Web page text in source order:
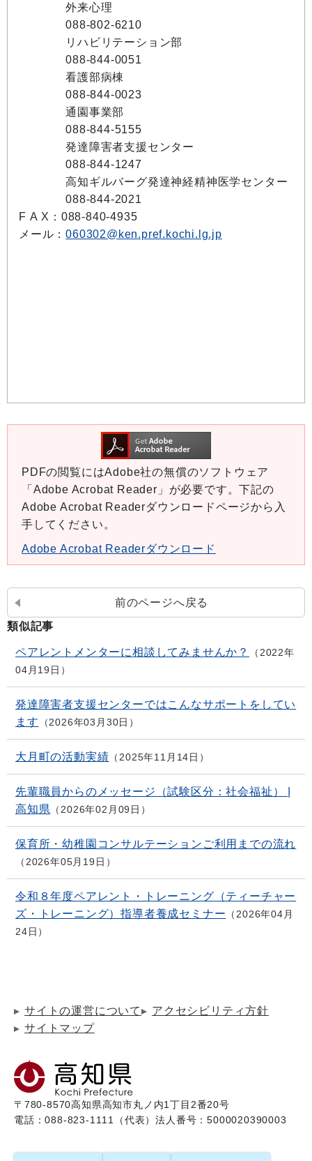
外来心理
088-802-6210
リハビリテーション部
088-844-0051
看護部病棟
088-844-0023
通園事業部
088-844-5155
発達障害者支援センター
088-844-1247
高知ギルバーグ発達神経精神医学センター
088-844-2021
F A X：088-840-4935
メール：060302@ken.pref.kochi.lg.jp
PDFの閲覧にはAdobe社の無償のソフトウェア
「Adobe Acrobat Reader」が必要です。下記の
Adobe Acrobat Readerダウンロードページから入
手してください。
Adobe Acrobat Readerダウンロード
前のページへ戻る
類似記事
ペアレントメンターに相談してみませんか？
2022年
04月19日
発達障害者支援センターではこんなサポートをしてい
ます
2026年03月30日
大月町の活動実績 2025年11月14日
先輩職員からのメッセージ（試験区分：社会福祉） |
高知県
2026年02月09日
保育所・幼稚園コンサルテーションご利用までの流れ
2026年05月19日
令和８年度ペアレント・トレーニング（ティーチャー
ズ・トレーニング）指導者養成セミナー
2026年04月
24日
サイトの運営について
アクセシビリティ方針
サイトマップ
〒780-8570高知県高知市丸ノ内1丁目2番20号
電話：088-823-1111（代表）法人番号：5000020390003